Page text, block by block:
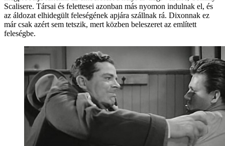
Scalisere. Társai és felettesei azonban más nyomon indulnak el, és
az áldozat elhidegült feleségének apjára szállnak rá. Dixonnak ez
már csak azért sem tetszik, mert közben beleszeret az említett
feleségbe.